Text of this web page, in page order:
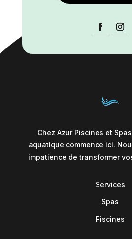
Chez Azur Piscines et
aquatique commence ici.
impatience de transformer
Services
Spas
Piscines